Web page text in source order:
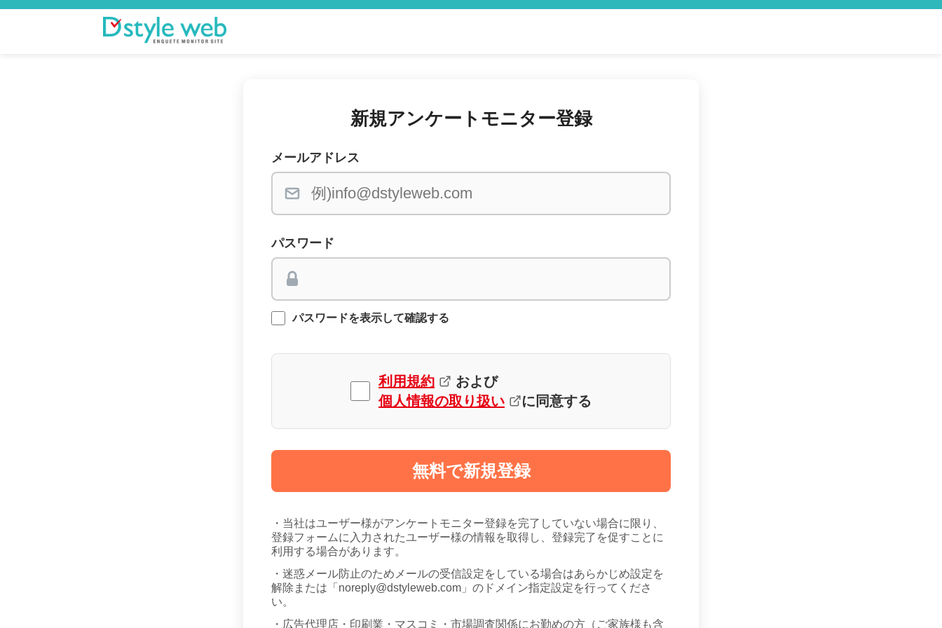
新規アンケートモニター登録
メールアドレス
パスワード
パスワードを表示して確認する
利用規約
および
個人情報の取り扱い
に同意する
無料で新規登録
・当社はユーザー様がアンケートモニター登録を完了していない場合に限り、
登録フォームに入力されたユーザー様の情報を取得し、登録完了を促すことに
利用する場合があります。
・迷惑メール防止のためメールの受信設定をしている場合はあらかじめ設定を
解除または「noreply@dstyleweb.com」のドメイン指定設定を行ってくださ
い。
・広告代理店・印刷業・マスコミ・市場調査関係にお勤めの方（ご家族様も含